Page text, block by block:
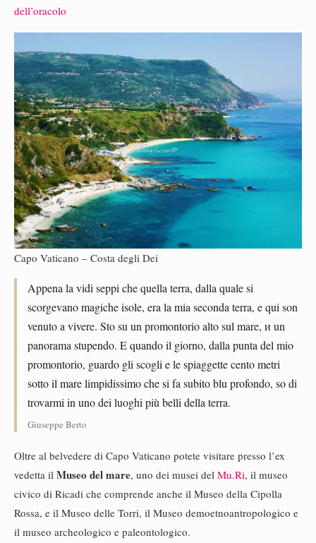
dell’oracolo
Capo Vaticano – Costa degli Dei
Appena la vidi seppi che quella terra, dalla quale si
scorgevano magiche isole, era la mia seconda terra, e qui son
venuto a vivere. Sto su un promontorio alto sul mare, и un
panorama stupendo. E quando il giorno, dalla punta del mio
promontorio, guardo gli scogli e le spiaggette cento metri
sotto il mare limpidissimo che si fa subito blu profondo, so di
trovarmi in uno dei luoghi più belli della terra.
Giuseppe Berto
Oltre al belvedere di Capo Vaticano potete visitare presso l’ex
vedetta il Museo del mare, uno dei musei del Mu.Ri, il museo
civico di Ricadi che comprende anche il Museo della Cipolla
Rossa, e il Museo delle Torri, il Museo demoetnoantropologico e
il museo archeologico e paleontologico.